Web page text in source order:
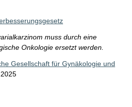
muss durch eine
Onkologie ersetzt werden.
Gesellschaft für Gynäkologie und